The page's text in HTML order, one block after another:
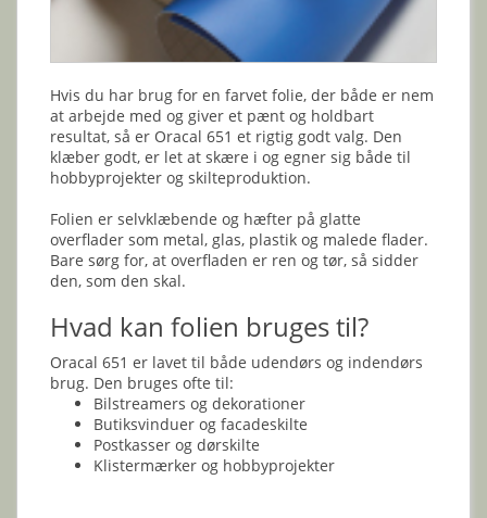
Hvis du har brug for en farvet folie, der både er nem
at arbejde med og giver et pænt og holdbart
resultat, så er Oracal 651 et rigtig godt valg. Den
klæber godt, er let at skære i og egner sig både til
hobbyprojekter og skilteproduktion.
Folien er selvklæbende og hæfter på glatte
overflader som metal, glas, plastik og malede flader.
Bare sørg for, at overfladen er ren og tør, så sidder
den, som den skal.
Hvad kan folien bruges til?
Oracal 651 er lavet til både udendørs og indendørs
brug. Den bruges ofte til:
Bilstreamers og dekorationer
Butiksvinduer og facadeskilte
Postkasser og dørskilte
Klistermærker og hobbyprojekter